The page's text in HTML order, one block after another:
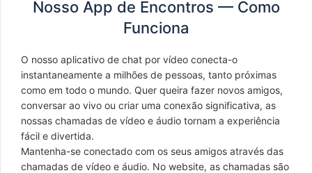
Nosso App de Encontros — Como
Funciona
O nosso aplicativo de chat por vídeo conecta-o
instantaneamente a milhões de pessoas, tanto próximas
como em todo o mundo. Quer queira fazer novos amigos,
conversar ao vivo ou criar uma conexão significativa, as
nossas chamadas de vídeo e áudio tornam a experiência
fácil e divertida.
Mantenha-se conectado com os seus amigos através das
chamadas de vídeo e áudio. No website, as chamadas são